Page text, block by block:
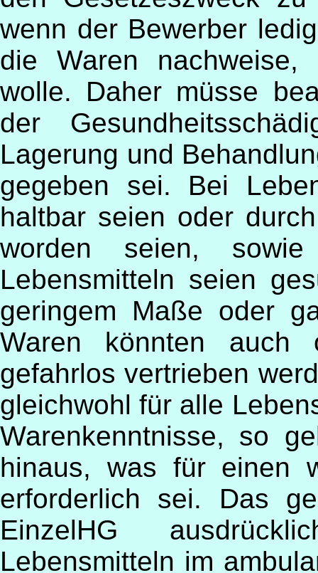
wenn der Bewerber
die Waren
wolle. Daher müsse
der
Lagerung und
gegeben sei. Bei
haltbar seien oder
worden seien,
Lebensmitteln seien
geringem Maße oder
Waren könnten auch
gefahrlos vertrieben
gleichwohl für alle
Warenkenntnisse, so
hinaus, was für einen
erforderlich sei. Das
EinzelHG
Lebensmitteln im